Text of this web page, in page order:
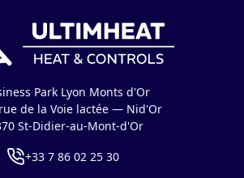
Park Lyon Monts d'Or
de la Voie lactée — Nid'Or
St-Didier-au-Mont-d'Or
+33 7 86 02 25 30